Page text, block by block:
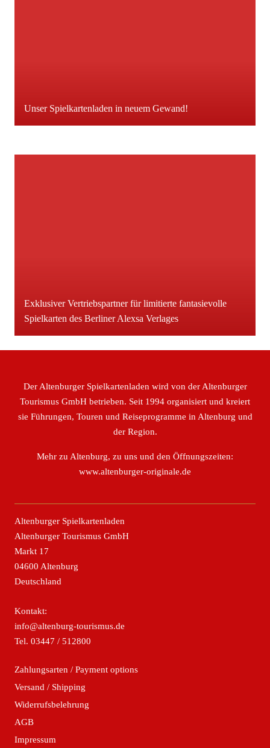
Unser Spielkartenladen in neuem Gewand!
Exklusiver Vertriebspartner für limitierte fantasievolle
Spielkarten des Berliner Alexsa Verlages
Der Altenburger Spielkartenladen wird von der Altenburger
Tourismus GmbH betrieben. Seit 1994 organisiert und kreiert
sie Führungen, Touren und Reiseprogramme in Altenburg und
der Region.
Mehr zu Altenburg, zu uns und den Öffnungszeiten:
www.altenburger-originale.de
Altenburger Spielkartenladen
Altenburger Tourismus GmbH
Markt 17
04600 Altenburg
Deutschland
Kontakt:
info@altenburg-tourismus.de
Tel. 03447 / 512800
Zahlungsarten / Payment options
Versand / Shipping
Widerrufsbelehrung
AGB
Impressum